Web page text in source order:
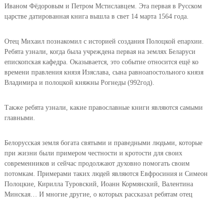
Иваном Фёдоровым и Петром Мстиславцем. Эта первая в Русском
царстве датированная книга вышла в свет 14 марта 1564 года.
Отец Михаил познакомил с историей создания Полоцкой епархии.
Ребята узнали, когда была учреждена первая на землях Беларуси
епископская кафедра. Оказывается, это событие относится ещё ко
времени правления князя Изяслава, сына равноапостольного князя
Владимира и полоцкой княжны Рогнеды (992год).
Также ребята узнали, какие православные книги являются самыми
главными.
Белорусская земля богата святыми и праведными людьми, которые
при жизни были примером честности и кротости для своих
современников и сейчас продолжают духовно помогать своим
потомкам. Примерами таких людей являются Евфросиния и Симеон
Полоцкие, Кирилла Туровский, Иоанн Кормянский, Валентина
Минская… И многие другие, о которых рассказал ребятам отец